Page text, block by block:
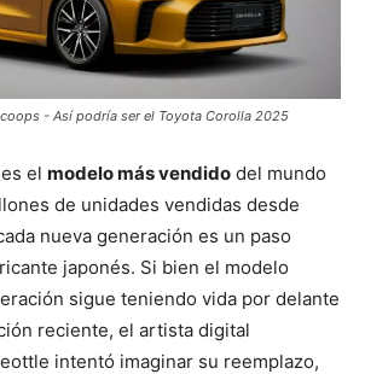
- Así podría ser el Toyota Corolla 2025
es el modelo más vendido del mundo
de unidades vendidas desde
nueva generación es un paso
japonés. Si bien el modelo
sigue teniendo vida por delante
reciente, el artista digital
intentó imaginar su reemplazo,